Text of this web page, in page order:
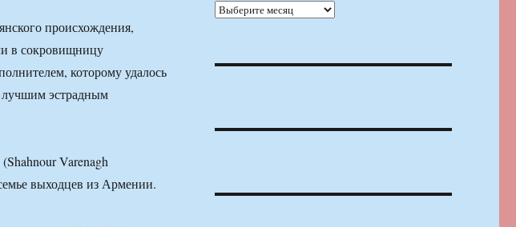
происхождения,
в сокровищницу
которому удалось
лучшим эстрадным
Varenagh
выходцев из Армении.
Архивы